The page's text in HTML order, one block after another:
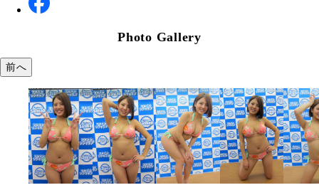
Photo Gallery
前へ